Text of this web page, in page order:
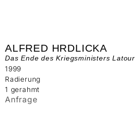
ALFRED HRDLICKA
Das Ende des Kriegsministers Latour
1999
Radierung
1 gerahmt
Anfrage